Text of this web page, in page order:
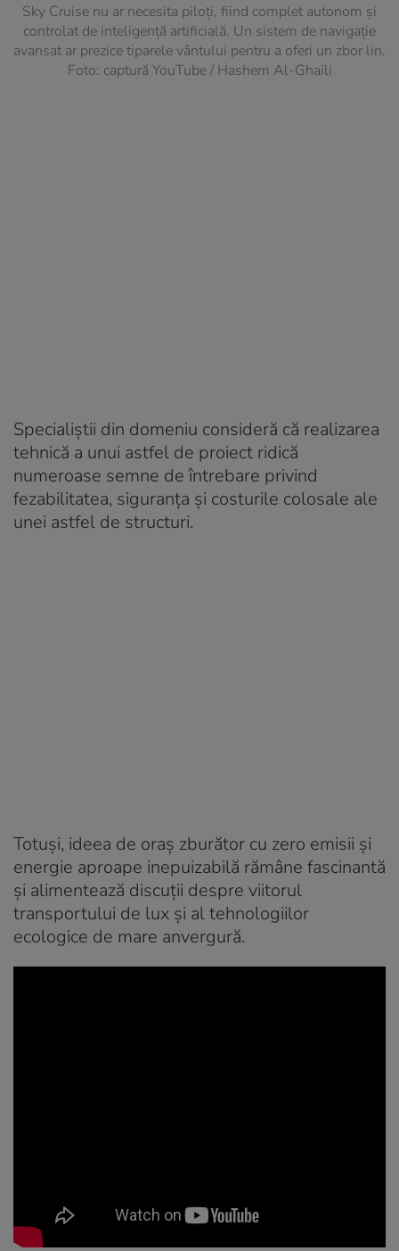
Sky Cruise nu ar necesita piloți, fiind complet autonom și
controlat de inteligență artificială. Un sistem de navigație
avansat ar prezice tiparele vântului pentru a oferi un zbor lin.
Foto: captură YouTube / Hashem Al-Ghaili
Specialiștii din domeniu consideră că realizarea
tehnică a unui astfel de proiect ridică
numeroase semne de întrebare privind
fezabilitatea, siguranța și costurile colosale ale
unei astfel de structuri.
Totuși, ideea de oraș zburător cu zero emisii și
energie aproape inepuizabilă rămâne fascinantă
și alimentează discuții despre viitorul
transportului de lux și al tehnologiilor
ecologice de mare anvergură.